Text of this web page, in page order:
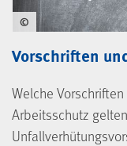
Vorschriften
Welche
Arbeitsschutz
©